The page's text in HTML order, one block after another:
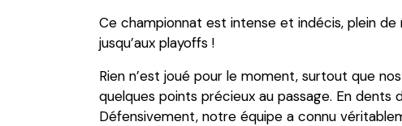
Ce championnat est intense et indécis, plein
jusqu’aux playoffs !
Rien n’est joué pour le moment, surtout que
quelques points précieux au passage. En
Défensivement, notre équipe a connu